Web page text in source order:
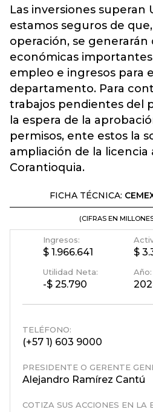
Las inversiones superan
estamos seguros de
operación, se generarán
económicas
empleo e ingresos para
departamento. Para
trabajos pendientes del
la espera de la
permisos, ente estos la
ampliación de la
Corantioquia.